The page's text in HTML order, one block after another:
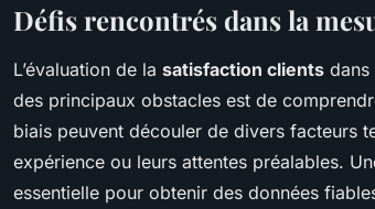
Défis rencontrés dans la
L’évaluation de la satisfaction clients dans
des principaux obstacles est de
biais peuvent découler de divers facteurs
expérience ou leurs attentes préalables.
essentielle pour obtenir des données